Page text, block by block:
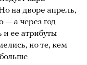
на дворе апрель,
— а через год
и ее атрибуты
но те, кем